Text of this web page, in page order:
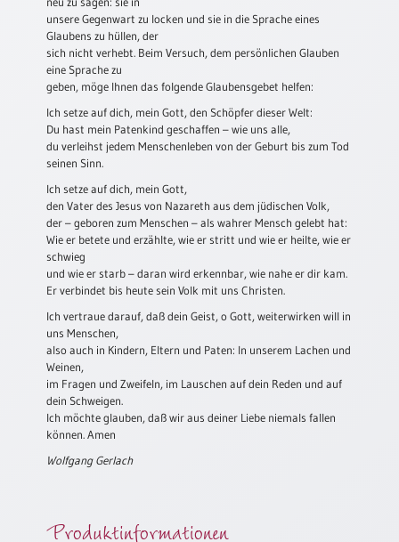
Patenamt
Konfirmation
Konfirmationsjubiläum
Trauung
Eheschliessung
Hochzeitsjubiläum
neutrale
Urkunden
Abendmahlszulassung
Kirchen(wieder)eintritt
PC-
Urkunden
Poster
unsere Gegenwart zu locken und sie in die Sprache eines
Glaubens zu hüllen, der
sich nicht verhebt. Beim Versuch, dem persönlichen Glauben
eine Sprache zu
geben, möge Ihnen das folgende Glaubensgebet helfen:
Ich setze auf dich, mein Gott, den Schöpfer dieser Welt:
Du hast mein Patenkind geschaffen – wie uns alle,
du verleihst jedem Menschenleben von der Geburt bis zum Tod
seinen Sinn.
Ich setze auf dich, mein Gott,
den Vater des Jesus von Nazareth aus dem jüdischen Volk,
der – geboren zum Menschen – als wahrer Mensch gelebt hat:
Wie er betete und erzählte, wie er stritt und wie er heilte, wie er
schwieg
und wie er starb – daran wird erkennbar, wie nahe er dir kam.
Er verbindet bis heute sein Volk mit uns Christen.
Ich vertraue darauf, daß dein Geist, o Gott, weiterwirken will in
uns Menschen,
also auch in Kindern, Eltern und Paten: In unserem Lachen und
Weinen,
im Fragen und Zweifeln, im Lauschen auf dein Reden und auf
dein Schweigen.
Ich möchte glauben, daß wir aus deiner Liebe niemals fallen
können. Amen
Wolfgang Gerlach
Produktinformationen